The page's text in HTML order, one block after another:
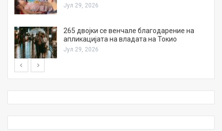
Јул 29, 2026
265 двојки се венчале благодарение на
апликацијата на владата на Токио
Јул 29, 2026